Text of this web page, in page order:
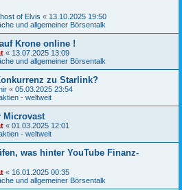
of Elvis « 13.10.2025 19:50
und allgemeiner Börsentalk
Krone online !
« 13.07.2025 13:09
und allgemeiner Börsentalk
zu Starlink?
« 05.03.2025 23:54
- weltweit
Microvast
« 01.03.2025 12:01
- weltweit
was hinter YouTube Finanz-
« 16.01.2025 00:35
und allgemeiner Börsentalk